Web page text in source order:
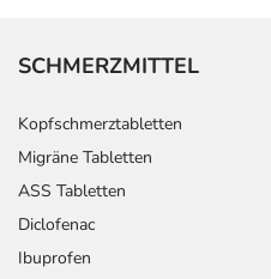
SCHMERZMITTEL
Kopfschmerztabletten
Migräne Tabletten
ASS Tabletten
Diclofenac
Ibuprofen